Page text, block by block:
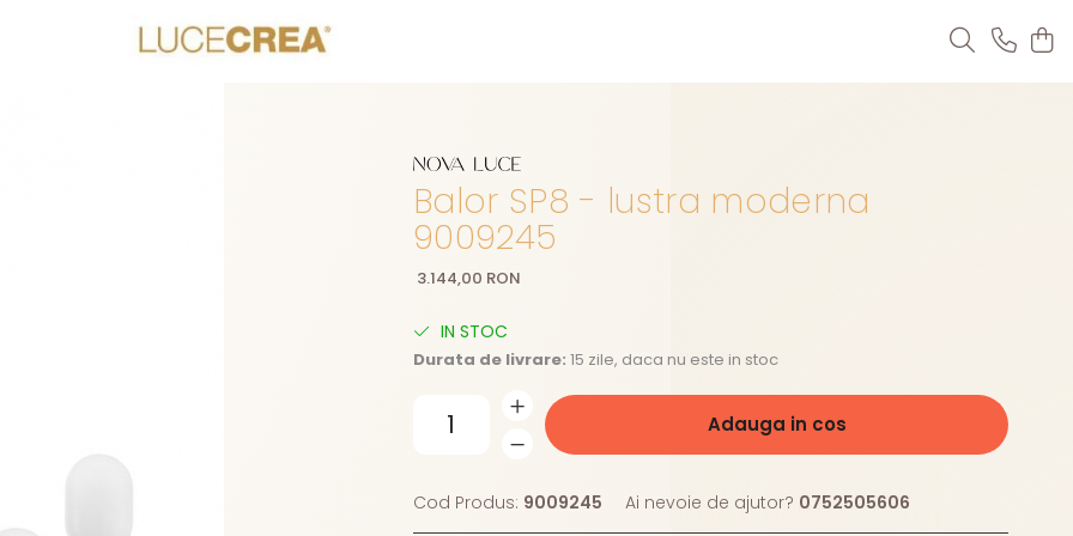
Balor SP8 - lustra moderna
9009245
3.144,00 RON
IN STOC
Durata de livrare: 15 zile, daca nu este in stoc
Adauga in cos
Cod Produs: 9009245 Ai nevoie de ajutor? 0752505606